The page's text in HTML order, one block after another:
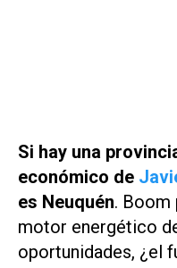
Si hay una
económico de
es Neuquén. Boom
motor energético
oportunidades, ¿el